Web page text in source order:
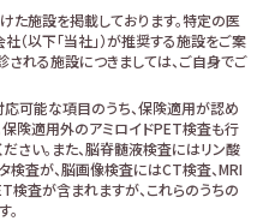
た施設を掲載しております。特定の医
以下「当社」）が推奨する施設をご案
れる施設につきましては、ご自身でご
可能な項目のうち、保険適用が認め
保険適用外のアミロイドPET検査も行
さい。また、脳脊髄液検査にはリン酸
検査が、脳画像検査にはCT検査、MRI
検査が含まれますが、これらのうちの